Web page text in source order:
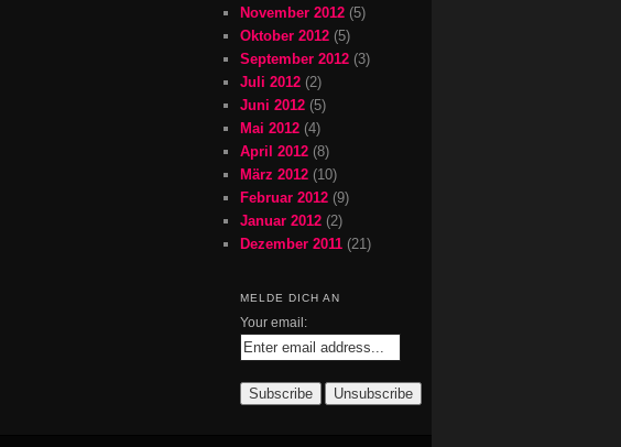
November 2012 (5)
Oktober 2012 (5)
September 2012 (3)
Juli 2012 (2)
Juni 2012 (5)
Mai 2012 (4)
April 2012 (8)
März 2012 (10)
Februar 2012 (9)
Januar 2012 (2)
Dezember 2011 (21)
MELDE DICH AN
Your email: